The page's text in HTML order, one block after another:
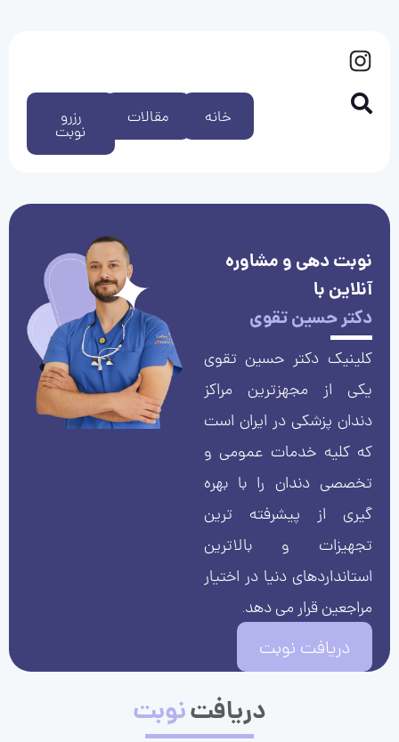
رزرو
نوبت
مقالات خانه
نوبت دهی و مشاوره
آنلاین با
دکتر حسین تقوی
کلینیک دکتر حسین تقوی
یکی از مجهزترین مراکز
دندان پزشکی در ایران است
که کلیه خدمات عمومی و
تخصصی دندان را با بهره
گیری از پیشرفته ترین
تجهیزات و بالاترین
استانداردهای دنیا در اختیار
مراجعین قرار می دهد.
دریافت نوبت
دریافتنوبت